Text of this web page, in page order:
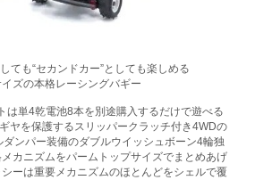
ても“セカンドカー”としても楽しめる
ズの本格レーシングバギー
は単4乾電池8本を別途購入するだけで遊べる
ヤを保護するスリッパークラッチ付き4WDの
ダンパー装備のダブルウイッシュボーン4輪独
カニズムをパームトップサイズでまとめあげ
ーは重要メカニズムのほとんどをシェルで覆